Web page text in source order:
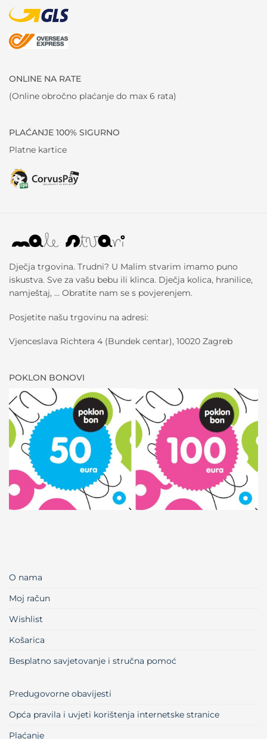
ONLINE NA RATE
(Online obročno plaćanje do max 6 rata)
PLAĆANJE 100% SIGURNO
Platne kartice
Dječja trgovina. Trudni? U Malim stvarim imamo puno
iskustva. Sve za vašu bebu ili klinca. Dječja kolica, hranilice,
namještaj, … Obratite nam se s povjerenjem.
Posjetite našu trgovinu na adresi:
Vjenceslava Richtera 4 (Bundek centar), 10020 Zagreb
POKLON BONOVI
O nama
Moj račun
Wishlist
Košarica
Besplatno savjetovanje i stručna pomoć
Predugovorne obavijesti
Opća pravila i uvjeti korištenja internetske stranice
Plaćanje